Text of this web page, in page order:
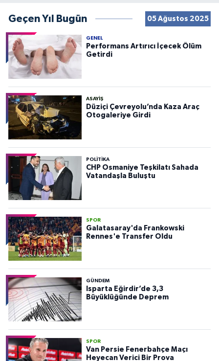
Geçen Yıl Bugün 05 Ağustos 2025
GENEL
Performans Artırıcı İçecek Ölüm
Getirdi
ASAYIŞ
Düziçi Çevreyolu’nda Kaza Araç
Otogaleriye Girdi
POLITIKA
CHP Osmaniye Teşkilatı Sahada
Vatandaşla Buluştu
SPOR
Galatasaray'da Frankowski
Rennes'e Transfer Oldu
GÜNDEM
Isparta Eğirdir’de 3,3
Büyüklüğünde Deprem
SPOR
Van Persie Fenerbahçe Maçı
Heyecan Verici Bir Prova